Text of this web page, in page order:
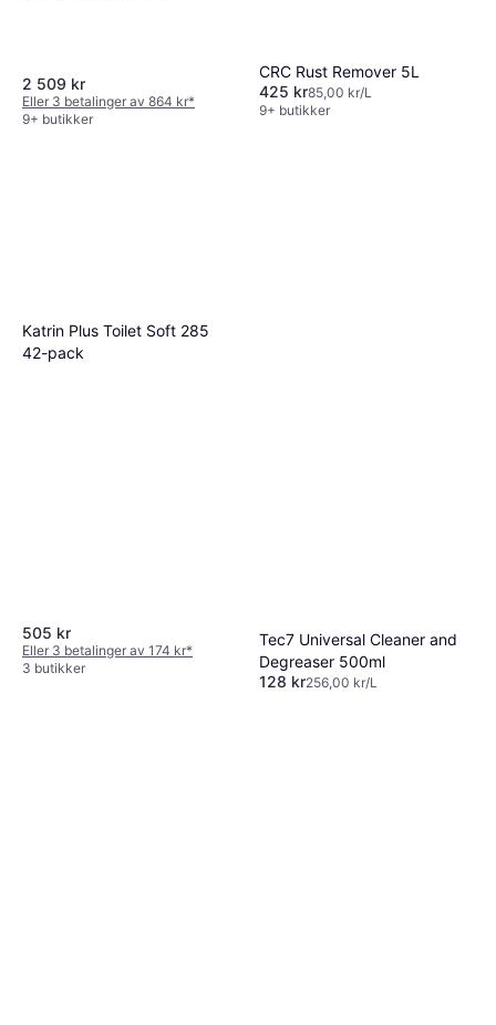
2 509 kr
Eller 3 betalinger av 864 kr*
9+ butikker
CRC Rust Remover 5L
425 kr85,00 kr/L
9+ butikker
Katrin Plus Toilet Soft 285
42-pack
505 kr
Eller 3 betalinger av 174 kr*
3 butikker
Tec7 Universal Cleaner and
Degreaser 500ml
128 kr256,00 kr/L